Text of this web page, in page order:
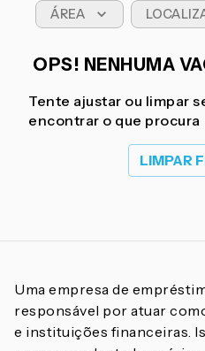
ÁREA
OPS! NENHUMA
Tente ajustar ou limpar
encontrar o que procura
LIMPAR
Uma empresa de
responsável por atuar
e instituições financeiras.